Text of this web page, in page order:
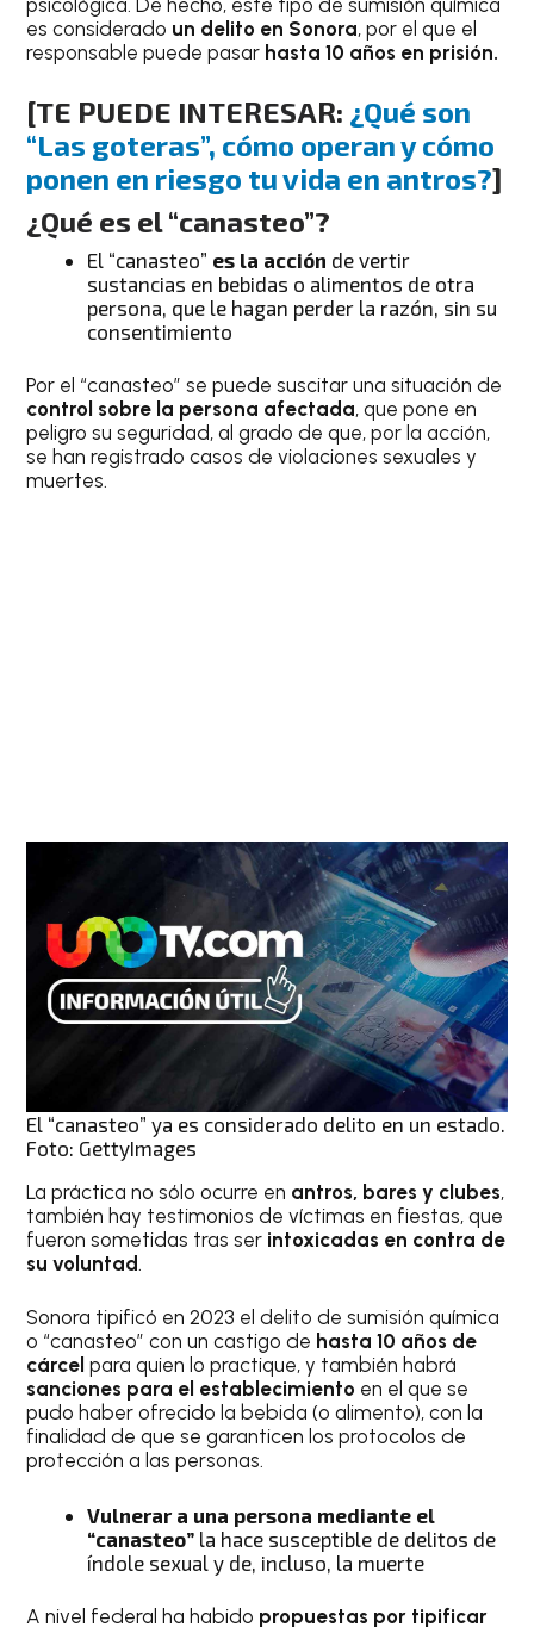
psicológica. De hecho, este tipo de sumisión química
es considerado un delito en Sonora, por el que el
responsable puede pasar hasta 10 años en prisión.
[TE PUEDE INTERESAR: ¿Qué son
“Las goteras”, cómo operan y cómo
ponen en riesgo tu vida en antros?]
¿Qué es el “canasteo”?
El “canasteo” es la acción de vertir
sustancias en bebidas o alimentos de otra
persona, que le hagan perder la razón, sin su
consentimiento
Por el “canasteo” se puede suscitar una situación de
control sobre la persona afectada, que pone en
peligro su seguridad, al grado de que, por la acción,
se han registrado casos de violaciones sexuales y
muertes.
El “canasteo” ya es considerado delito en un estado.
Foto: GettyImages
La práctica no sólo ocurre en antros, bares y clubes,
también hay testimonios de víctimas en fiestas, que
fueron sometidas tras ser intoxicadas en contra de
su voluntad.
Sonora tipificó en 2023 el delito de sumisión química
o “canasteo” con un castigo de hasta 10 años de
cárcel para quien lo practique, y también habrá
sanciones para el establecimiento en el que se
pudo haber ofrecido la bebida (o alimento), con la
finalidad de que se garanticen los protocolos de
protección a las personas.
Vulnerar a una persona mediante el
“canasteo” la hace susceptible de delitos de
índole sexual y de, incluso, la muerte
A nivel federal ha habido propuestas por tipificar